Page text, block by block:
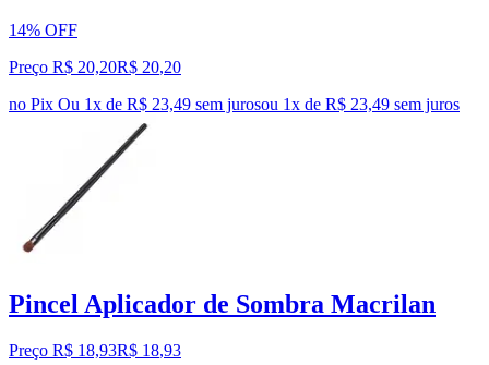
14% OFF
Preço R$ 20,20R$ 20,20
no Pix Ou 1x de R$ 23,49 sem jurosou 1x de R$ 23,49 sem juros
Pincel Aplicador de Sombra Macrilan
Preço R$ 18,93R$ 18,93